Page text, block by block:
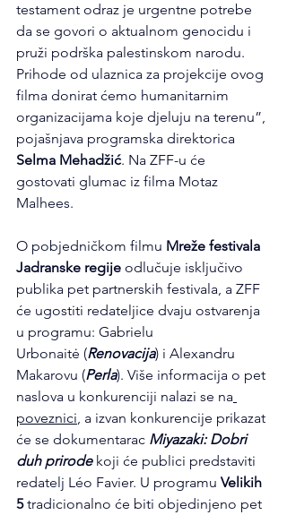
testament odraz je urgentne potrebe
da se govori o aktualnom genocidu i
pruži podrška palestinskom narodu.
Prihode od ulaznica za projekcije ovog
filma donirat ćemo humanitarnim
organizacijama koje djeluju na terenu”,
pojašnjava programska direktorica
Selma Mehadžić. Na ZFF-u će
gostovati glumac iz filma Motaz
Malhees.
O pobjedničkom filmu Mreže festivala
Jadranske regije odlučuje isključivo
publika pet partnerskih festivala, a ZFF
će ugostiti redateljice dvaju ostvarenja
u programu: Gabrielu
Urbonaitė (Renovacija) i Alexandru
Makarovu (Perla). Više informacija o pet
naslova u konkurenciji nalazi se na
poveznici, a izvan konkurencije prikazat
će se dokumentarac Miyazaki: Dobri
duh prirode koji će publici predstaviti
redatelj Léo Favier. U programu Velikih
5 tradicionalno će biti objedinjeno pet